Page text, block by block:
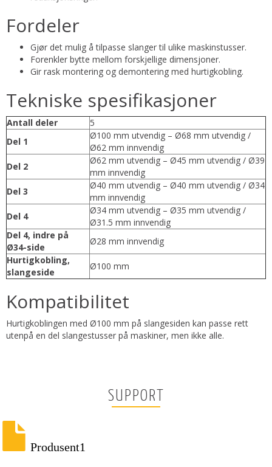
Fordeler
Gjør det mulig å tilpasse slanger til ulike maskinstusser.
Forenkler bytte mellom forskjellige dimensjoner.
Gir rask montering og demontering med hurtigkobling.
Tekniske spesifikasjoner
Antall deler
5
Del 1
Ø100 mm utvendig – Ø68 mm utvendig /
Ø62 mm innvendig
Del 2
Ø62 mm utvendig – Ø45 mm utvendig / Ø39
mm innvendig
Del 3
Ø40 mm utvendig – Ø40 mm utvendig / Ø34
mm innvendig
Del 4
Ø34 mm utvendig – Ø35 mm utvendig /
Ø31.5 mm innvendig
Del 4, indre på
Ø34-side
Ø28 mm innvendig
Hurtigkobling,
slangeside
Ø100 mm
Kompatibilitet
Hurtigkoblingen med Ø100 mm på slangesiden kan passe rett
utenpå en del slangestusser på maskiner, men ikke alle.
SUPPORT
Produsent1